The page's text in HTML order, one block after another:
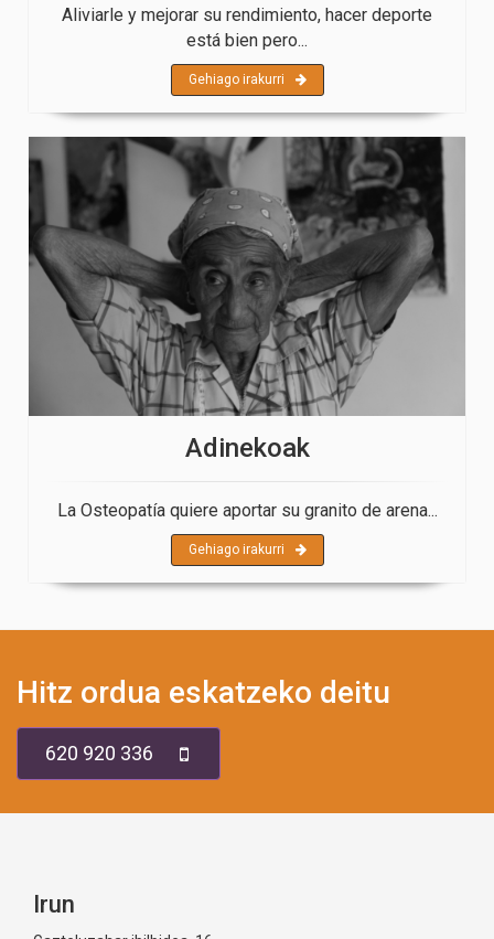
Aliviarle y mejorar su rendimiento, hacer deporte
está bien pero...
Gehiago irakurri
Adinekoak
La Osteopatía quiere aportar su granito de arena...
Gehiago irakurri
Hitz ordua eskatzeko deitu
620 920 336
Irun